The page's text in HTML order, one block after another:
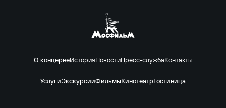
О концернеИсторияНовостиПресс-службаКонтакты
УслугиЭкскурсииФильмыКинотеатрГостиница